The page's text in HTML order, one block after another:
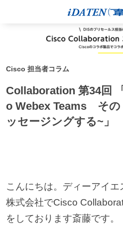
Cisco 担当者コラム
Collaboration 第34回
o Webex Teams その
ッセージングする~」
こんにちは。ディーアイエ
株式会社でCisco
をしております斎藤です。